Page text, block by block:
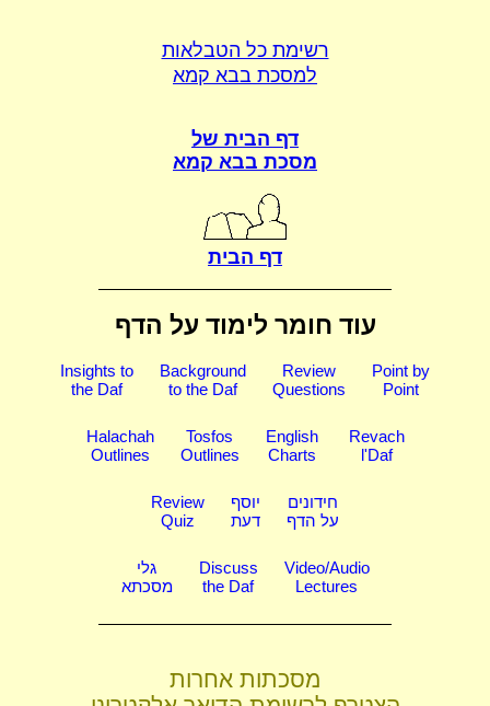
רשימת כל הטבלאות
למסכת בבא קמא
דף הבית של
מסכת בבא קמא
דף הבית
עוד חומר לימוד על הדף
Insights to
the Daf
Background
to the Daf
Review
Questions
Point by
Point
Halachah
Outlines
Tosfos
Outlines
English
Charts
Revach
l'Daf
Review
Quiz
יוסף
דעת
חידונים
על הדף
גלי
מסכתא
Discuss
the Daf
Video/Audio
Lectures
מסכתות אחרות